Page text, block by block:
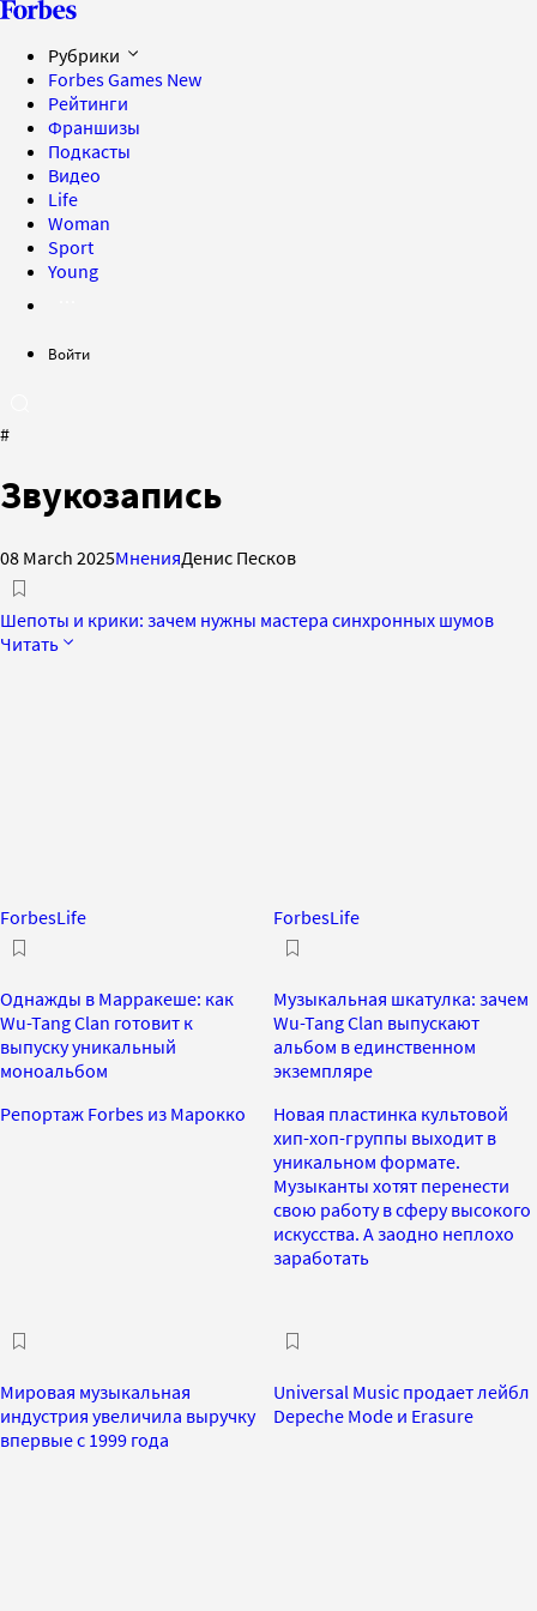
Рубрики
Forbes Games New
Рейтинги
Франшизы
Подкасты
Видео
Life
Woman
Sport
Young
Войти
#
Звукозапись
08 March 2025МненияДенис Песков
Шепоты и крики: зачем нужны мастера синхронных шумов
Читать
ForbesLife
Однажды в Марракеше: как
Wu-Tang Clan готовит к
выпуску уникальный
моноальбом
Репортаж Forbes из Марокко
ForbesLife
Музыкальная шкатулка: зачем
Wu-Tang Clan выпускают
альбом в единственном
экземпляре
Новая пластинка культовой
хип-хоп-группы выходит в
уникальном формате.
Музыканты хотят перенести
свою работу в сферу высокого
искусства. А заодно неплохо
заработать
Мировая музыкальная
индустрия увеличила выручку
впервые с 1999 года
Universal Music продает лейбл
Depeche Mode и Erasure